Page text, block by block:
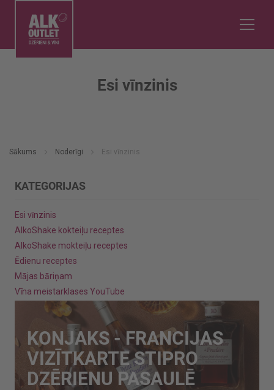
Sākums Noderīgi Esi vīnzinis
KATEGORIJAS
Esi vīnzinis
AlkoShake kokteiļu receptes
AlkoShake mokteiļu receptes
Ēdienu receptes
Mājas bāriņam
Vīna meistarklases YouTube
Esi vīnzinis
KONJAKS - FRANCIJAS
VIZĪTKARTE STIPRO
DZĒRIENU PASAULĒ